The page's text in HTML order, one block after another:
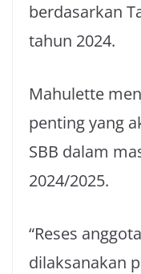
berdasarkan
tahun 2024.
Mahulette
penting yang
SBB dalam
2024/2025.
“Reses
dilaksanakan